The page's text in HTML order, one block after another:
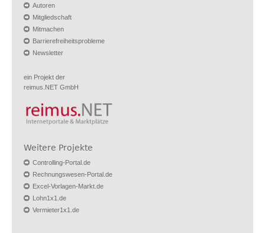
Autoren
Mitgliedschaft
Mitmachen
Barrierefreiheitsprobleme
Newsletter
ein Projekt der
reimus.NET GmbH
Weitere Projekte
Controlling-Portal.de
Rechnungswesen-Portal.de
Excel-Vorlagen-Markt.de
Lohn1x1.de
Vermieter1x1.de